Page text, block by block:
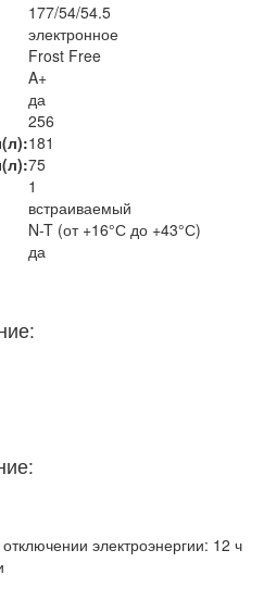
177/54/54.5
электронное
Frost Free
A+
да
256
(л):181
(л):75
1
встраиваемый
N-T (от +16°С до +43°С)
да
электроэнергии: 12 ч